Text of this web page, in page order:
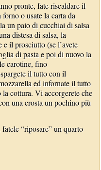
pronte, fate riscaldare il
o usate la carta da
un paio di cucchiai di salsa
distesa di salsa, la
il prosciutto (se l’avete
di pasta e poi di nuovo la
carotine, fino
il tutto con il
ed infornate il tutto
cottura. Vi accorgerete che
una crosta un pochino più
“riposare” un quarto